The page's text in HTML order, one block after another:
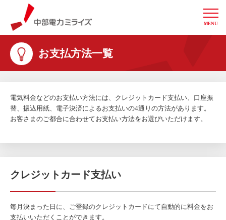
中部電力ミライズ
MENU
お支払方法一覧
電気料金などのお支払い方法には、クレジットカード支払い、口座振
替、振込用紙、電子決済によるお支払いの4通りの方法があります。
お客さまのご都合に合わせてお支払い方法をお選びいただけます。
クレジットカード支払い
毎月決まった日に、ご登録のクレジットカードにて自動的に料金をお
支払いいただくことができます。